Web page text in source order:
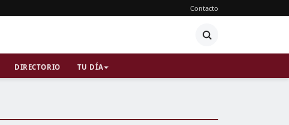
Contacto
DIRECTORIO TU DÍA